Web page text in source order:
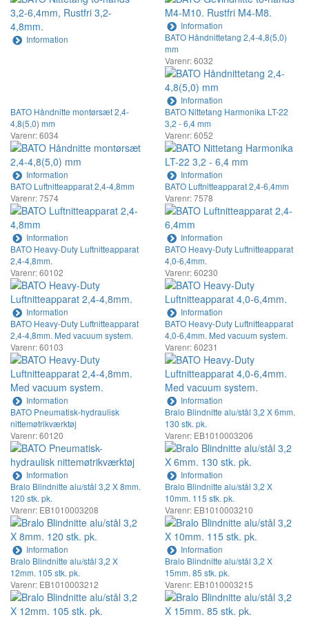
Information
Information
BATO Håndnittetang 2,4-4,8(5,0)
mm
Varenr: 6032
Information
BATO Håndnitte montørsæt 2,4-
4,8(5,0) mm
Varenr: 6034
Information
BATO Nittetang Harmonika LT-22
3,2 - 6,4 mm
Varenr: 6052
Information
BATO Luftnitteapparat 2,4-4,8mm
Varenr: 7574
Information
BATO Luftnitteapparat 2,4-6,4mm
Varenr: 7578
Information
BATO Heavy-Duty Luftnitteapparat
2,4-4,8mm.
Varenr: 60102
Information
BATO Heavy-Duty Luftnitteapparat
4,0-6,4mm.
Varenr: 60230
Information
BATO Heavy-Duty Luftnitteapparat
2,4-4,8mm. Med vacuum system.
Varenr: 60103
Information
BATO Heavy-Duty Luftnitteapparat
4,0-6,4mm. Med vacuum system.
Varenr: 60231
Information
BATO Pneumatisk-hydraulisk
nittemøtrikværktøj
Varenr: 60120
Information
Bralo Blindnitte alu/stål 3,2 X 6mm.
130 stk. pk.
Varenr: EB1010003206
Information
Bralo Blindnitte alu/stål 3,2 X 8mm.
120 stk. pk.
Varenr: EB1010003208
Information
Bralo Blindnitte alu/stål 3,2 X
10mm. 115 stk. pk.
Varenr: EB1010003210
Information
Bralo Blindnitte alu/stål 3,2 X
12mm. 105 stk. pk.
Varenr: EB1010003212
Bralo Blindnitte alu/stål 3,2 X
15mm. 85 stk. pk.
Varenr: EB1010003215